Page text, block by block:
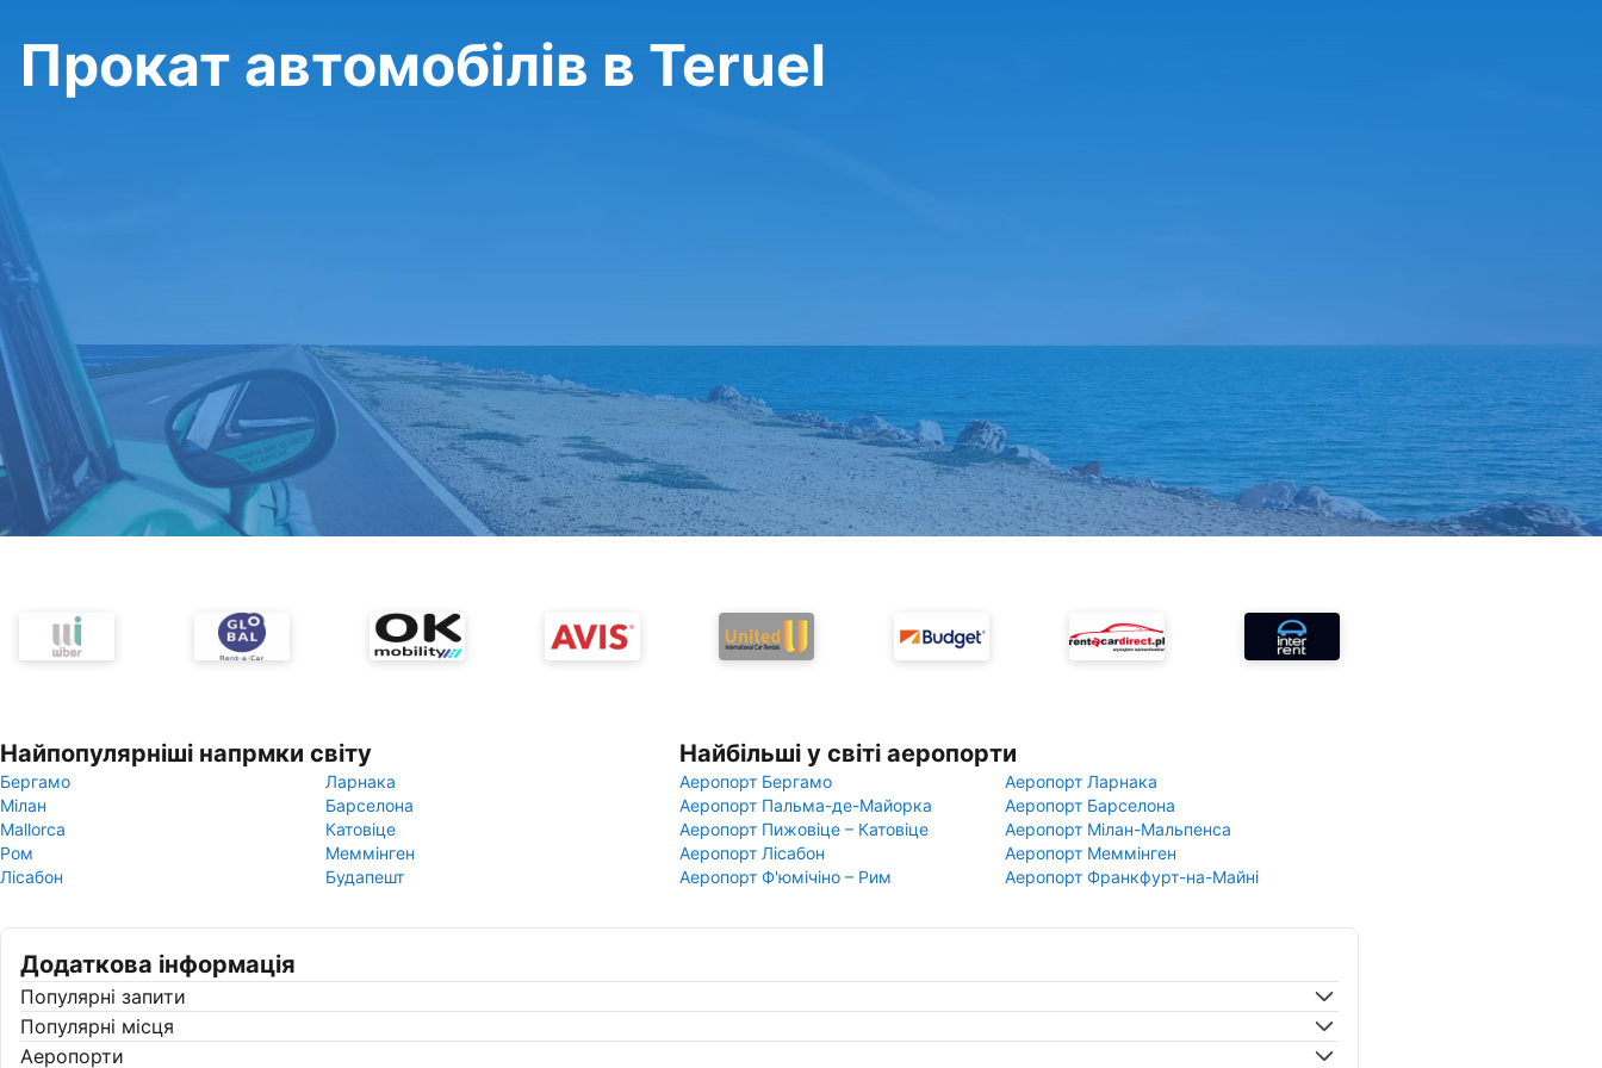
Прокат автомобілів в Teruel
Найпопулярніші напрмки світу
Бергамо
Ларнака
Мілан
Барселона
Mallorca
Катовіце
Ром
Меммінген
Лісабон
Будапешт
Найбільші у світі аеропорти
Аеропорт Бергамо
Аеропорт Ларнака
Аеропорт Пальма-де-Майорка
Аеропорт Барселона
Аеропорт Пижовіце – Катовіце
Аеропорт Мілан-Мальпенса
Аеропорт Лісабон
Аеропорт Меммінген
Аеропорт Ф'юмічіно – Рим
Аеропорт Франкфурт-на-Майні
Додаткова інформація
Популярні запити
Популярні місця
Аеропорти